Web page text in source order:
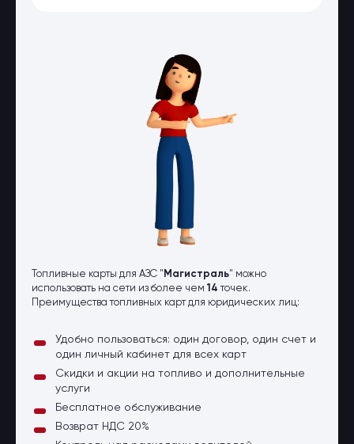
Топливные карты для АЗС " Магистраль" можно
использовать на сети из более чем 14 точек.
Преимущества топливных карт для юридических лиц:
Удобно пользоваться: один договор, один счет и
один личный кабинет для всех карт
Скидки и акции на топливо и дополнительные
услуги
Бесплатное обслуживание
Возврат НДС 20%
Страхование физических лиц
Страхование юридических лиц
Страховые компании
Электронные перевозочные